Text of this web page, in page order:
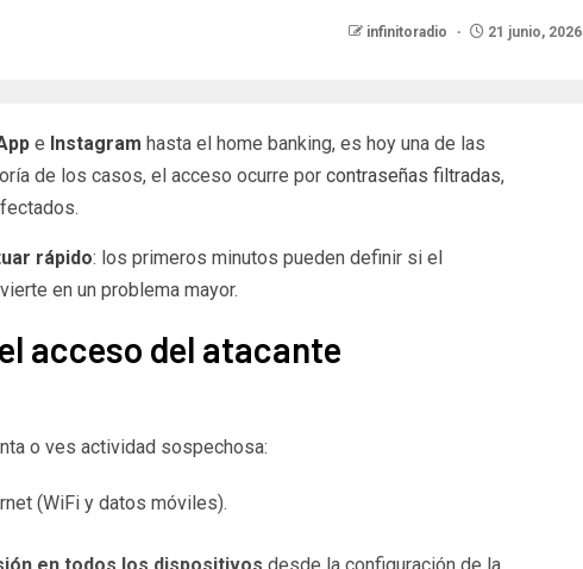
infinitoradio 21 junio, 2026
e Instagram hasta el home banking, es hoy una de las
de los casos, el acceso ocurre por contraseñas filtradas,
rápido: los primeros minutos pueden definir si el
en un problema mayor.
acceso del atacante
o ves actividad sospechosa:
(WiFi y datos móviles).